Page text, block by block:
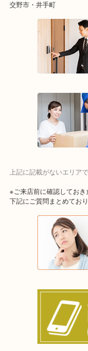
当店ではそういったお
整理したいけど値段が
そんなときはお気軽に
・よく伺う出張買取エ
宇治市・京田辺市・和
寝屋川市・門真市・伏
交野市・井手町
上記に記載がないエリ
※ご来店前に確認して
下記にご質問まとめて